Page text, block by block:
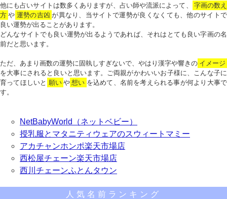
他にも占いサイトは数多くありますが、占い師や流派によって、
字画の数え
方 や 運勢の吉凶 が異なり、当サイトで運勢が良くなくても、他のサイトで
良い運勢が出ることがあります。
どんなサイトでも良い運勢が出るようであれば、それはとても良い字画の名
前だと思います。
ただ、あまり画数の運勢に固執しすぎないで、やはり漢字や響きの イメージ
を大事にされると良いと思います。ご両親がかわいいお子様に、こんな子に
育ってほしいと 願い や 想い を込めて、名前を考えられる事が何より大事で
す。
NetBabyWorld（ネットベビー）
授乳服とマタニティウェアのスウィートマミー
アカチャンホンポ楽天市場店
西松屋チェーン楽天市場店
西川チェーンふとんタウン
人気名前ランキング